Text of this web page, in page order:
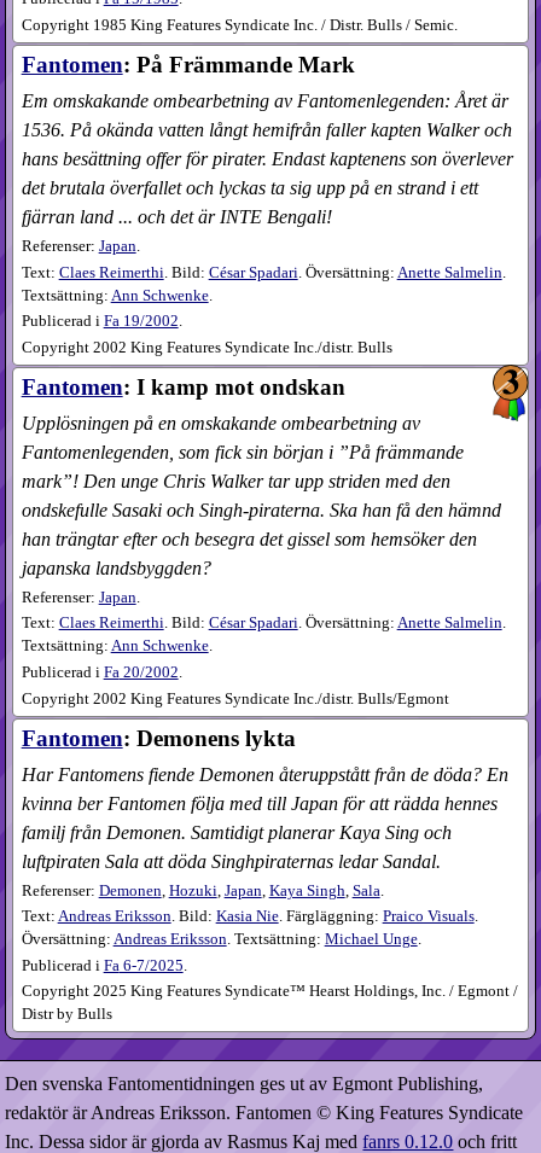
Copyright 1985 King Features Syndicate Inc. / Distr. Bulls / Semic.
Fantomen: På Främmande Mark
Em omskakande ombearbetning av Fantomenlegenden: Året är
1536. På okända vatten långt hemifrån faller kapten Walker och
hans besättning offer för pirater. Endast kaptenens son överlever
det brutala överfallet och lyckas ta sig upp på en strand i ett
fjärran land ... och det är INTE Bengali!
Referenser: Japan.
Text: Claes Reimerthi . Bild: César Spadari . Översättning: Anette Salmelin
Textsättning: Ann Schwenke.
Publicerad i Fa19​/2002.
Copyright 2002 King Features Syndicate Inc./distr. Bulls
Fantomen: I kamp mot ondskan
Upplösningen på en omskakande ombearbetning av
Fantomenlegenden, som fick sin början i ”På främmande
mark”! Den unge Chris Walker tar upp striden med den
ondskefulle Sasaki och Singh-piraterna. Ska han få den hämnd
han trängtar efter och besegra det gissel som hemsöker den
japanska landsbyggden?
Referenser: Japan.
Text: Claes Reimerthi. Bild: César Spadari. Översättning: Anette Salmelin.
Textsättning: Ann Schwenke.
Publicerad i Fa20​/2002.
Copyright 2002 King Features Syndicate Inc./distr. Bulls/Egmont
Fantomen: Demonens lykta
Har Fantomens fiende Demonen återuppstått från de döda? En
kvinna ber Fantomen följa med till Japan för att rädda hennes
familj från Demonen. Samtidigt planerar Kaya Sing och
luftpiraten Sala att döda Singhpiraternas ledar Sandal.
Referenser: Demonen Hozuki Japan Kaya Singh Sala
Text: Andreas Eriksson. Bild: Kasia Nie. Färgläggning: Praico Visuals.
Översättning: Andreas Eriksson. Textsättning: Michael Unge.
Publicerad i Fa6-7​/2025.
Copyright 2025 King Features Syndicate™ Hearst Holdings, Inc. / Egmont /
Distr by Bulls
Den svenska Fantomentidningen ges ut av Egmont Publishing,
redaktör är Andreas Eriksson. Fantomen © King Features Syndicate
Inc. Dessa sidor är gjorda av Rasmus Kaj medfanrs 0.12.0 och fritt